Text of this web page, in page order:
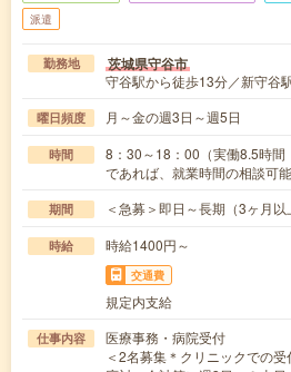
派遣
勤務地 茨城県守谷市
守谷駅から徒歩13分／新守谷
曜日頻度 月～金の週3日～週5日
時間
8：30～18：00（実働8.5時
であれば、就業時間の相談可
期間 ＜急募＞即日～長期（3ヶ月以
時給 時給1400円～
交通費
規定内支給
仕事内容
医療事務・病院受付
＜2名募集＊クリニックでの